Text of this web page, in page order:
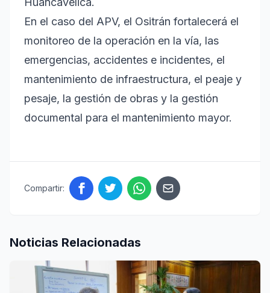
En el caso del APV, el Ositrán fortalecerá el
monitoreo de la operación en la vía, las
emergencias, accidentes e incidentes, el
mantenimiento de infraestructura, el peaje y
pesaje, la gestión de obras y la gestión
documental para el mantenimiento mayor.
Compartir:
Noticias Relacionadas